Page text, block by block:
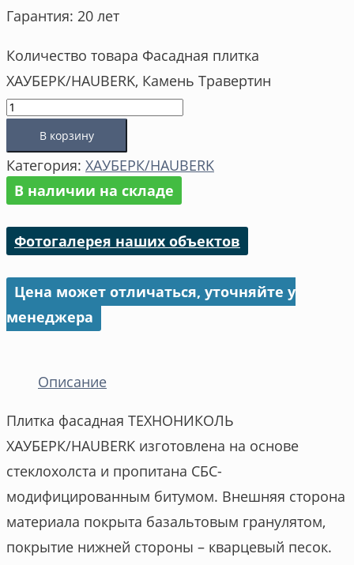
Гарантия: 20 лет
Количество товара Фасадная плитка
ХАУБЕРК/HAUBERK, Камень Травертин
В корзину
Категория: ХАУБЕРК/HAUBERK
В наличии на складе
Фотогалерея наших объектов
Цена может отличаться, уточняйте у
менеджера
Описание
Плитка фасадная ТЕХНОНИКОЛЬ
ХАУБЕРК/HAUBERK изготовлена на основе
стеклохолста и пропитана СБС-
модифицированным битумом. Внешняя сторона
материала покрыта базальтовым гранулятом,
покрытие нижней стороны – кварцевый песок.